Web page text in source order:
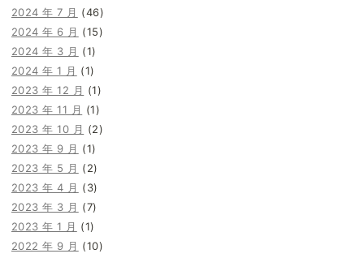
2024 年 7 月 (46)
2024 年 6 月 (15)
2024 年 3 月 (1)
2024 年 1 月 (1)
2023 年 12 月 (1)
2023 年 11 月 (1)
2023 年 10 月 (2)
2023 年 9 月 (1)
2023 年 5 月 (2)
2023 年 4 月 (3)
2023 年 3 月 (7)
2023 年 1 月 (1)
2022 年 9 月 (10)